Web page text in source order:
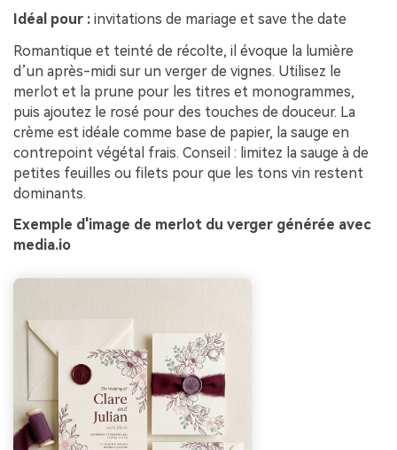
Idéal pour : invitations de mariage et save the date
Romantique et teinté de récolte, il évoque la lumière
d’un après-midi sur un verger de vignes. Utilisez le
merlot et la prune pour les titres et monogrammes,
puis ajoutez le rosé pour des touches de douceur. La
crème est idéale comme base de papier, la sauge en
contrepoint végétal frais. Conseil : limitez la sauge à de
petites feuilles ou filets pour que les tons vin restent
dominants.
Exemple d'image de merlot du verger générée avec
media.io